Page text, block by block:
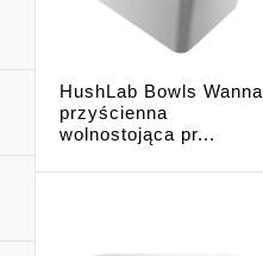
HushLab Bowls Wanna
przyścienna
wolnostojąca pr...